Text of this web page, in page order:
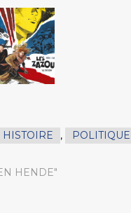
HISTOIRE , POLITIQUE
HENDE"